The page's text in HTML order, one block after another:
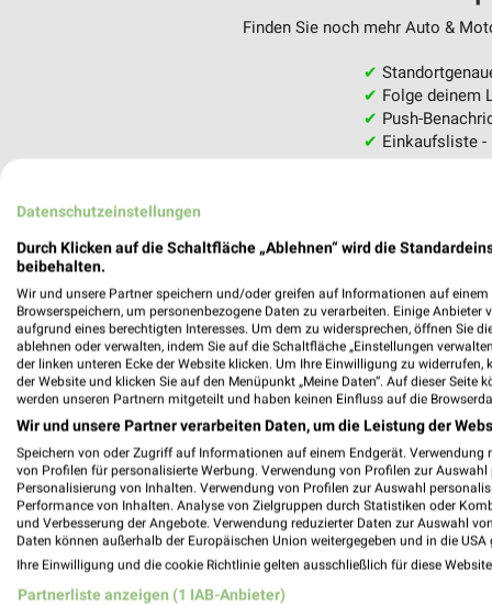
Finden Sie noch mehr Auto &
✔
✔ Folge deinem
✔ Push-
✔ Einkaufsliste -
A.T.U Hagen - Haspe
Enneper Straße 11
Datenschutzeinstellungen
Durch Klicken auf die Schaltfläche „Ablehnen“ wird die
beibehalten.
Wir und unsere Partner speichern und/oder greifen auf Informationen auf
Browserspeichern, um personenbezogene Daten zu verarbeiten. Einige
aufgrund eines berechtigten Interesses. Um dem zu widersprechen, öffnen Sie
ablehnen oder verwalten, indem Sie auf die Schaltfläche „Einstellungen
der linken unteren Ecke der Website klicken. Um Ihre Einwilligung zu
der Website und klicken Sie auf den Menüpunkt „Meine Daten“. Auf dieser
werden unseren Partnern mitgeteilt und haben keinen Einfluss auf die
Wir und unsere Partner verarbeiten Daten, um die Leistung der
Speichern von oder Zugriff auf Informationen auf einem Endgerät.
von Profilen für personalisierte Werbung. Verwendung von Profilen zur
Personalisierung von Inhalten. Verwendung von Profilen zur Auswahl
Performance von Inhalten. Analyse von Zielgruppen durch Statistiken oder
und Verbesserung der Angebote. Verwendung reduzierter Daten zur Auswahl
Daten können außerhalb der Europäischen Union weitergegeben und in die USA
Ihre Einwilligung und die cookie Richtlinie gelten ausschließlich für diese
Partnerliste anzeigen (1 IAB-Anbieter)